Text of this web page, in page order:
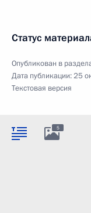
Статус
Опубликован в
Дата публикации:25
Текстовая версия
5